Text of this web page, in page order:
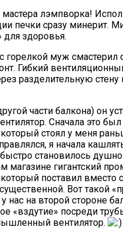
лэмпворка!
печки сразу минерит.
для здоровья.
горелкой муж смастерил
Гибкий
разделительную стену
части балкона) он
Сначала это
который стоял у меня
я начала
становилось
магазине гигантский
поставил вместо
Вот такой
нас на второй стороне
«вздутие» посреди
вентилятор.